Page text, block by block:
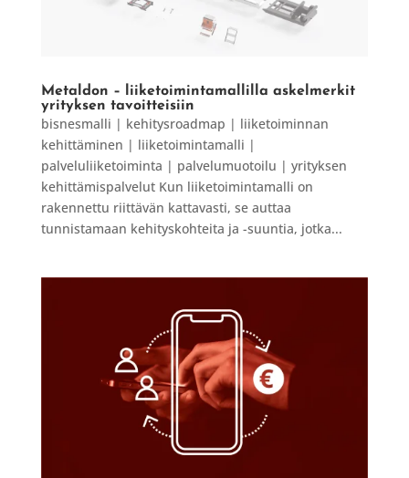
Metaldon – liiketoimintamallilla askelmerkit
yrityksen tavoitteisiin
bisnesmalli | kehitysroadmap | liiketoiminnan
kehittäminen | liiketoimintamalli |
palveluliiketoiminta | palvelumuotoilu | yrityksen
kehittämispalvelut Kun liiketoimintamalli on
rakennettu riittävän kattavasti, se auttaa
tunnistamaan kehityskohteita ja -suuntia, jotka...